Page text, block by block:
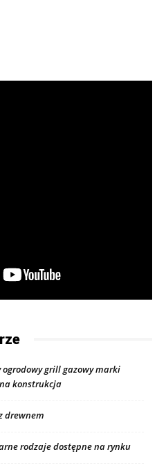
ogrodowy grill gazowy marki
konstrukcja
drewnem
rodzaje dostępne na rynku